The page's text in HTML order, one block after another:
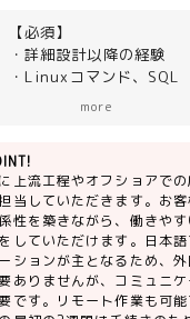
行います。また、通常の
に、顧客申請による切り
せ対応、本番障害対応、
＜環境＞
・OS：Linux
・DB：Oracle
・言語他：JSP(画面)、
チ)、SQL、Shell、千手
TeraTerm
【必須】
・詳細設計以降の経験
・Linuxコマンド、SQL
※能動的に行動でき、コ
ン能力がある方でしたら
慮いたします。
【尚可】
・COBOL（ソースを読め
です。無くてもOK）
more
上流工程やオフショアで
当していただきます。お
性を築きながら、働きや
していただけます。日本
ションが主となるため、
ありませんが、コミュニ
です。リモート作業も可